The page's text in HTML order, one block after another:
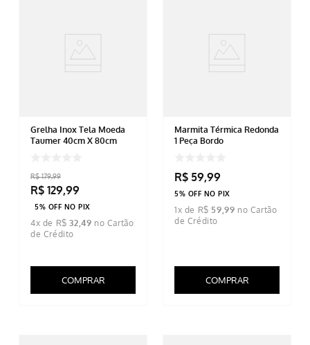
Grelha Inox Tela Moeda
Taumer 40cm X 80cm
R$ 179,99
R$ 129,99
5% OFF NO PIX
4x de R$ 32,49
COMPRAR
Marmita Térmica Redonda
1 Peça Bordo
R$ 59,99
5% OFF NO PIX
1x de R$ 59,99
COMPRAR